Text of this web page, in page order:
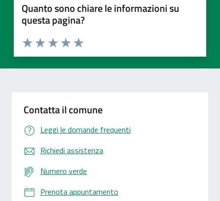
Quanto sono chiare le informazioni su
questa pagina?
Valuta 5 stelle su 5
Valuta 4 stelle su 5
Valuta 3 stelle su 5
Valuta 2 stelle su 5
Valuta 1 stelle su 5
Contatta il comune
Leggi le domande frequenti
Richiedi assistenza
Numero verde
Prenota appuntamento